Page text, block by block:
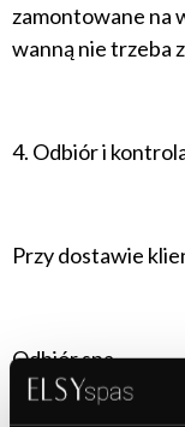
zamontowane na
wanną nie trzeba
4. Odbiór i
Przy dostawie
Odbiór spa